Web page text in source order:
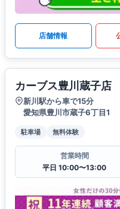
店舗情報
カーブス豊川蔵子店
新川駅から車で15分
愛知県豊川市蔵子6丁目1
駐車場 無料体験
営業時間
平日 10:00〜13:00